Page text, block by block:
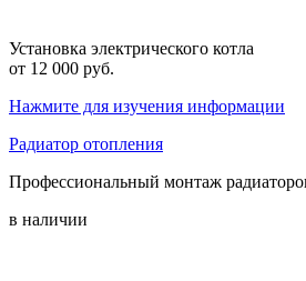
Установка электрического котла
от 12 000 руб.
Нажмите для изучения информации
Радиатор отопления
Профессиональный монтаж
в наличии